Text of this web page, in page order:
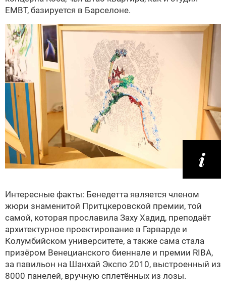
EMBT, базируется в Барселоне.
Интересные факты: Бенедетта является членом
жюри знаменитой Притцкеровской премии, той
самой, которая прославила Заху Хадид, преподаёт
архитектурное проектирование в Гарварде и
Колумбийском университете, а также сама стала
призёром Венецианского биеннале и премии RIBA,
за павильон на Шанхай Экспо 2010, выстроенный из
8000 панелей, вручную сплетённых из лозы.